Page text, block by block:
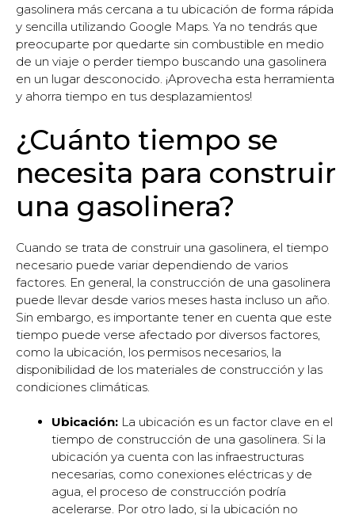
gasolinera más cercana a tu ubicación de forma rápida
y sencilla utilizando Google Maps. Ya no tendrás que
preocuparte por quedarte sin combustible en medio
de un viaje o perder tiempo buscando una gasolinera
en un lugar desconocido. ¡Aprovecha esta herramienta
y ahorra tiempo en tus desplazamientos!
¿Cuánto tiempo se
necesita para construir
una gasolinera?
Cuando se trata de construir una gasolinera, el tiempo
necesario puede variar dependiendo de varios
factores. En general, la construcción de una gasolinera
puede llevar desde varios meses hasta incluso un año.
Sin embargo, es importante tener en cuenta que este
tiempo puede verse afectado por diversos factores,
como la ubicación, los permisos necesarios, la
disponibilidad de los materiales de construcción y las
condiciones climáticas.
Ubicación: La ubicación es un factor clave en el
tiempo de construcción de una gasolinera. Si la
ubicación ya cuenta con las infraestructuras
necesarias, como conexiones eléctricas y de
agua, el proceso de construcción podría
acelerarse. Por otro lado, si la ubicación no